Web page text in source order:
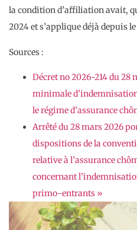
la condition d’affiliation avait,
2024 et s’applique déjà depuis
Sources :
Décret no 2026-214 du 28
minimale
le régime d’assurance
Arrêté du 28 mars 2026
dispositions de la
relative à l’assurance
concernant
primo-entrants »